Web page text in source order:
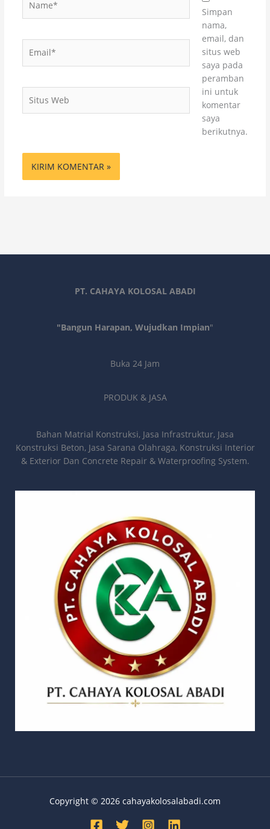
Web
Simpan
nama,
email, dan
situs web
saya pada
peramban
ini untuk
komentar
saya
berikutnya.
PT. CAHAYA KOLOSAL ABADI
"Bangun Harapan, Wujudkan Impian"
Buka 24 Jam
PRODUK & JASA
Bahan Matrial Konstruksi, Jasa Infrastruktur, Jasa
Konstruksi Beton, Jasa Sarana Olahraga, Konstruksi Interior
& Exterior Dan Concrete Repair & Waterproofing System.
Copyright © 2026 cahayakolosalabadi.com